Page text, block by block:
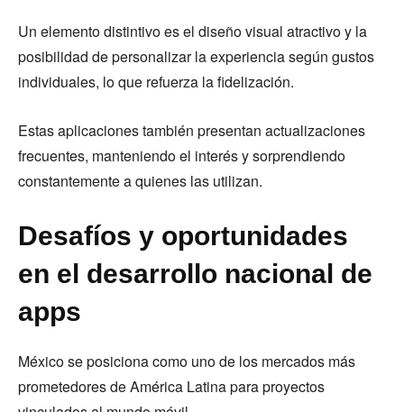
Un elemento distintivo es el diseño visual atractivo y la
posibilidad de personalizar la experiencia según gustos
individuales, lo que refuerza la fidelización.
Estas aplicaciones también presentan actualizaciones
frecuentes, manteniendo el interés y sorprendiendo
constantemente a quienes las utilizan.
Desafíos y oportunidades
en el desarrollo nacional de
apps
México se posiciona como uno de los mercados más
prometedores de América Latina para proyectos